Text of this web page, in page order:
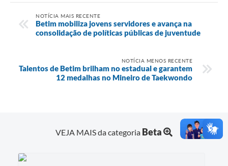
NOTÍCIA MAIS RECENTE
Betim mobiliza jovens servidores e avança na
consolidação de políticas públicas de juventude
NOTÍCIA MENOS RECENTE
Talentos de Betim brilham no estadual e garantem
12 medalhas no Mineiro de Taekwondo
VEJA MAIS da categoria Beta